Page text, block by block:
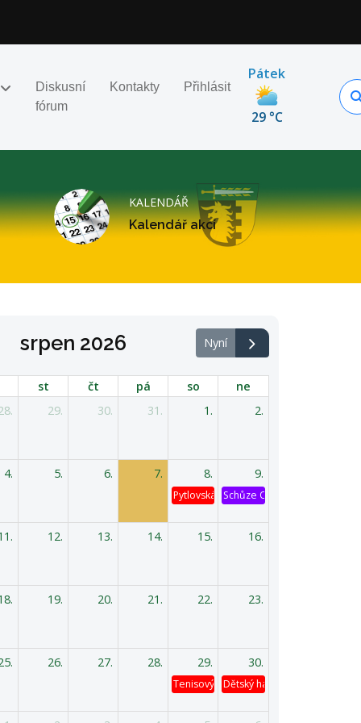
Diskusní
fórum
Kontakty Přihlásit
Pátek
29 °C
KALENDÁŘ
Kalendář akcí
srpen 2026 Nyní
st čt pá so
ne
29. 30. 31. 1. 2.
4. 5. 6. 7. 8.
Pytlovská káď
9.
Schůze OV
12. 13. 14. 15. 16.
19. 20. 21. 22. 23.
26. 27. 28. 29.
Tenisový turnaj
30.
Dětský hasičský výlet